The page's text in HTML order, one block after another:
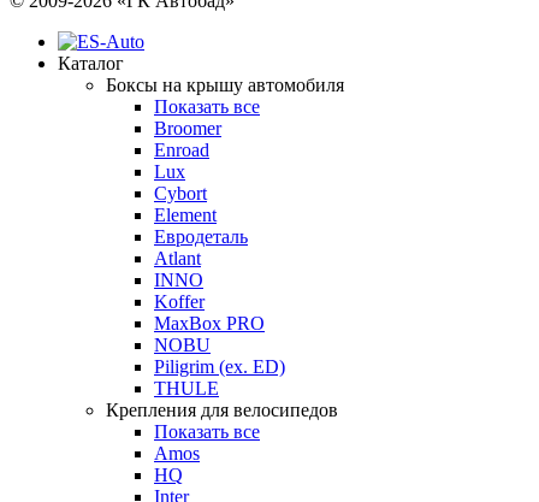
Каталог
Боксы на крышу автомобиля
Показать все
Broomer
Enroad
Lux
Cybort
Element
Евродеталь
Atlant
INNO
Koffer
MaxBox PRO
NOBU
Piligrim (ex. ED)
THULE
Крепления для велосипедов
Показать все
Amos
HQ
Inter